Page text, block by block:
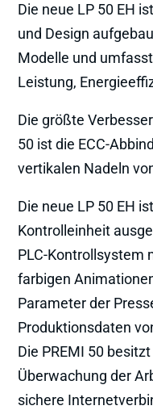
Die neue LP 50 EH
und Design
Modelle und
Leistung,
Die größte
50 ist die ECC-
vertikalen Nadeln
Die neue LP 50 EH
Kontrolleinheit
PLC-Kontrollsystem
farbigen
Parameter der
Produktionsdaten
Die PREMI 50
Überwachung der
sichere